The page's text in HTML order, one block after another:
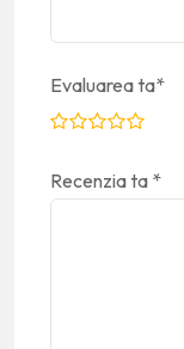
Evaluarea ta*
Recenzia ta *